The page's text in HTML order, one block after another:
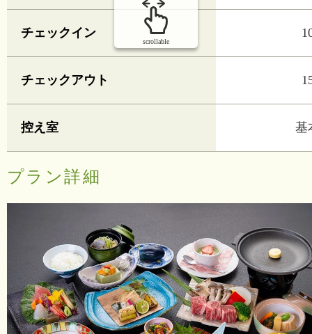
チェックイン
チェックアウト
控え室 基
scrollable
プラン詳細